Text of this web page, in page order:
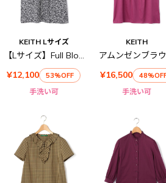
KEITH Lサイズ
【Lサイズ】Full Bloomブラウス
¥12,100
53%OFF
手洗い可
KEITH
アムンゼンブラ
¥16,500
手洗い可